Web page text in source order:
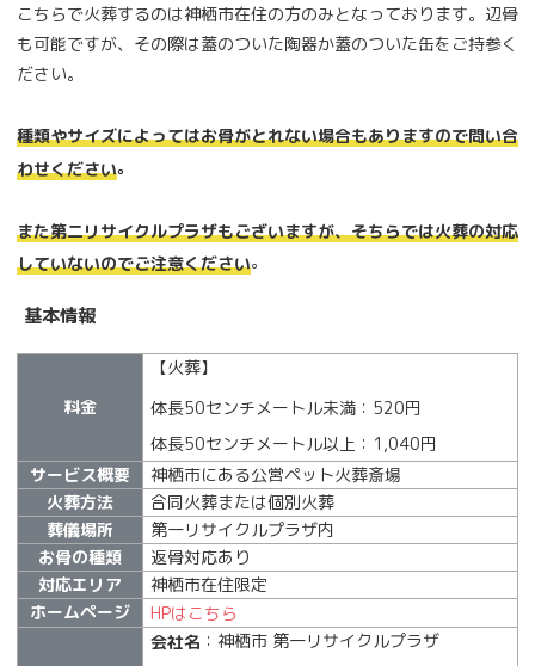
こちらで火葬するのは神栖市在住の方のみとなっております。辺骨
も可能ですが、その際は蓋のついた陶器か蓋のついた缶をご持参く
ださい。
種類やサイズによってはお骨がとれない場合もありますので問い合
わせください。
また第二リサイクルプラザもございますが、そちらでは火葬の対応
していないのでご注意ください。
基本情報
料金
【火葬】
体長50センチメートル未満：520円
体長50センチメートル以上：1,040円
サービス概要
神栖市にある公営ペット火葬斎場
火葬方法
合同火葬または個別火葬
葬儀場所
第一リサイクルプラザ内
お骨の種類
返骨対応あり
対応エリア
神栖市在住限定
ホームページ
HPはこちら
会社名 ：神栖市 第一リサイクルプラザ